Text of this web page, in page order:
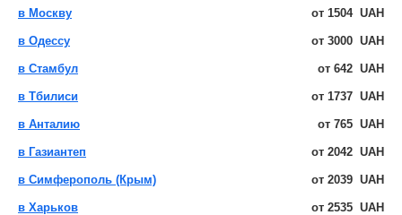
в Москву от 1504 UAH
в Одессу от 3000 UAH
в Стамбул от 642 UAH
в Тбилиси от 1737 UAH
в Анталию от 765 UAH
в Газиантеп от 2042 UAH
в Симферополь (Крым) от 2039 UAH
в Харьков от 2535 UAH